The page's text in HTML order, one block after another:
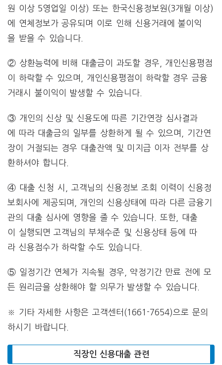
원 이상 5영업일 이상) 또는 한국신용정보원(3개월 이상)
에 연체정보가 공유되며 이로 인해 신용거래에 불이익
을 받을 수 있습니다.
② 상환능력에 비해 대출금이 과도할 경우, 개인신용평점
이 하락할 수 있으며, 개인신용평점이 하락할 경우 금융
거래시 불이익이 발생할 수 있습니다.
③ 개인의 신상 및 신용도에 따른 기간연장 심사결과
에 따라 대출금의 일부를 상환하게 될 수 있으며, 기간연
장이 거절되는 경우 대출잔액 및 미지급 이자 전부를 상
환하셔야 합니다.
④ 대출 신청 시, 고객님의 신용정보 조회 이력이 신용정
보회사에 제공되며, 개인의 신용상태에 따라 다른 금융기
관의 대출 심사에 영향을 줄 수 있습니다. 또한, 대출
이 실행되면 고객님의 부채수준 및 신용상태 등에 따
라 신용점수가 하락할 수도 있습니다.
⑤ 일정기간 연체가 지속될 경우, 약정기간 만료 전에 모
든 원리금을 상환해야 할 의무가 발생할 수 있습니다.
※ 기타 자세한 사항은 고객센터(1661-7654)으로 문의
하시기 바랍니다.
직장인 신용대출 관련